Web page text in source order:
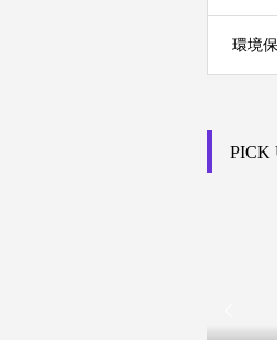
環境
PICK